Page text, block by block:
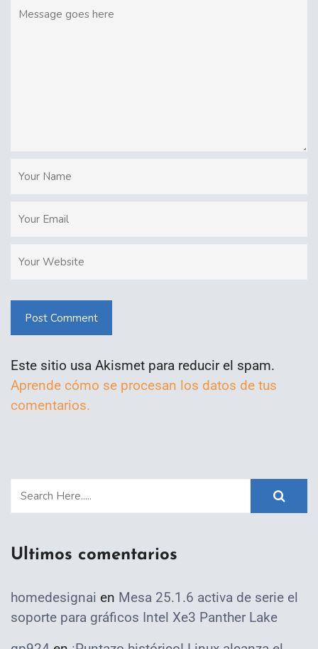
Post Comment
Este sitio usa Akismet para reducir el spam.
Aprende cómo se procesan los datos de tus
comentarios.
Ultimos comentarios
homedesignai en Mesa 25.1.6 activa de serie el
soporte para gráficos Intel Xe3 Panther Lake